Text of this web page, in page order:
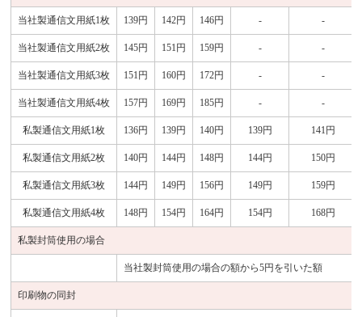
当社製通信文用紙1枚 139円 142円 146円 - -
当社製通信文用紙2枚 145円 151円 159円 - -
当社製通信文用紙3枚 151円 160円 172円 - -
当社製通信文用紙4枚 157円 169円 185円 - -
私製通信文用紙1枚 136円 139円 140円 139円 141円
私製通信文用紙2枚 140円 144円 148円 144円 150円
私製通信文用紙3枚 144円 149円 156円 149円 159円
私製通信文用紙4枚 148円 154円 164円 154円 168円
私製封筒使用の場合
当社製封筒使用の場合の額から5円を引いた額
印刷物の同封